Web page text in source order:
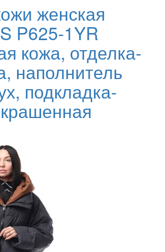
женская
P625-1YR
кожа, отделка-
наполнитель
подкладка-